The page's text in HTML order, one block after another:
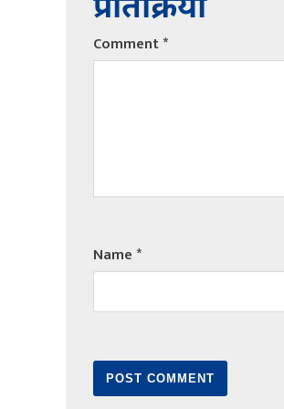
प्रतिक्रिया
Comment*
Name*